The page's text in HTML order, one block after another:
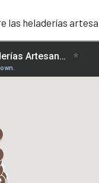
las heladerías